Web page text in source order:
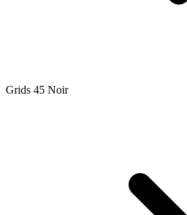
Grids 45 Noir